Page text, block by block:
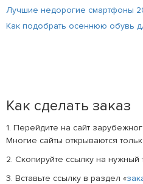
Лучшие недорогие смартфоны
Как подобрать осеннюю обувь
Как сделать заказ
1. Перейдите на сайт
Многие сайты открываются
2. Скопируйте ссылку на нужный
3. Вставьте ссылку в раздел «